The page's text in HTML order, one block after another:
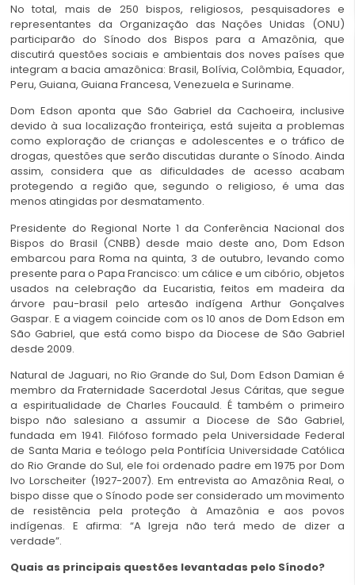
No total, mais de 250 bispos, religiosos, pesquisadores e
representantes da Organização das Nações Unidas (ONU)
participarão do Sínodo dos Bispos para a Amazônia, que
discutirá questões sociais e ambientais dos noves países que
integram a bacia amazônica: Brasil, Bolívia, Colômbia, Equador,
Peru, Guiana, Guiana Francesa, Venezuela e Suriname.
Dom Edson aponta que São Gabriel da Cachoeira, inclusive
devido à sua localização fronteiriça, está sujeita a problemas
como exploração de crianças e adolescentes e o tráfico de
drogas, questões que serão discutidas durante o Sínodo. Ainda
assim, considera que as dificuldades de acesso acabam
protegendo a região que, segundo o religioso, é uma das
menos atingidas por desmatamento.
Presidente do Regional Norte 1 da Conferência Nacional dos
Bispos do Brasil (CNBB) desde maio deste ano, Dom Edson
embarcou para Roma na quinta, 3 de outubro, levando como
presente para o Papa Francisco: um cálice e um cibório, objetos
usados na celebração da Eucaristia, feitos em madeira da
árvore pau-brasil pelo artesão indígena Arthur Gonçalves
Gaspar. E a viagem coincide com os 10 anos de Dom Edson em
São Gabriel, que está como bispo da Diocese de São Gabriel
desde 2009.
Natural de Jaguari, no Rio Grande do Sul, Dom Edson Damian é
membro da Fraternidade Sacerdotal Jesus Cáritas, que segue
a espiritualidade de Charles Foucauld. É também o primeiro
bispo não salesiano a assumir a Diocese de São Gabriel,
fundada em 1941. Filófoso formado pela Universidade Federal
de Santa Maria e teólogo pela Pontifícia Universidade Católica
do Rio Grande do Sul, ele foi ordenado padre em 1975 por Dom
Ivo Lorscheiter (1927-2007). Em entrevista ao Amazônia Real, o
bispo disse que o Sínodo pode ser considerado um movimento
de resistência pela proteção à Amazônia e aos povos
indígenas. E afirma: “A Igreja não terá medo de dizer a
verdade”.
Quais as principais questões levantadas pelo Sínodo?